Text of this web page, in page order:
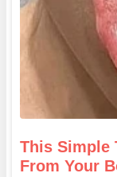
This Simple
From Your